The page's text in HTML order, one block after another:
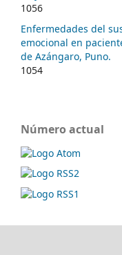
1056
Enfermedades del
emocional en
de Azángaro, Puno.
1054
Número actual